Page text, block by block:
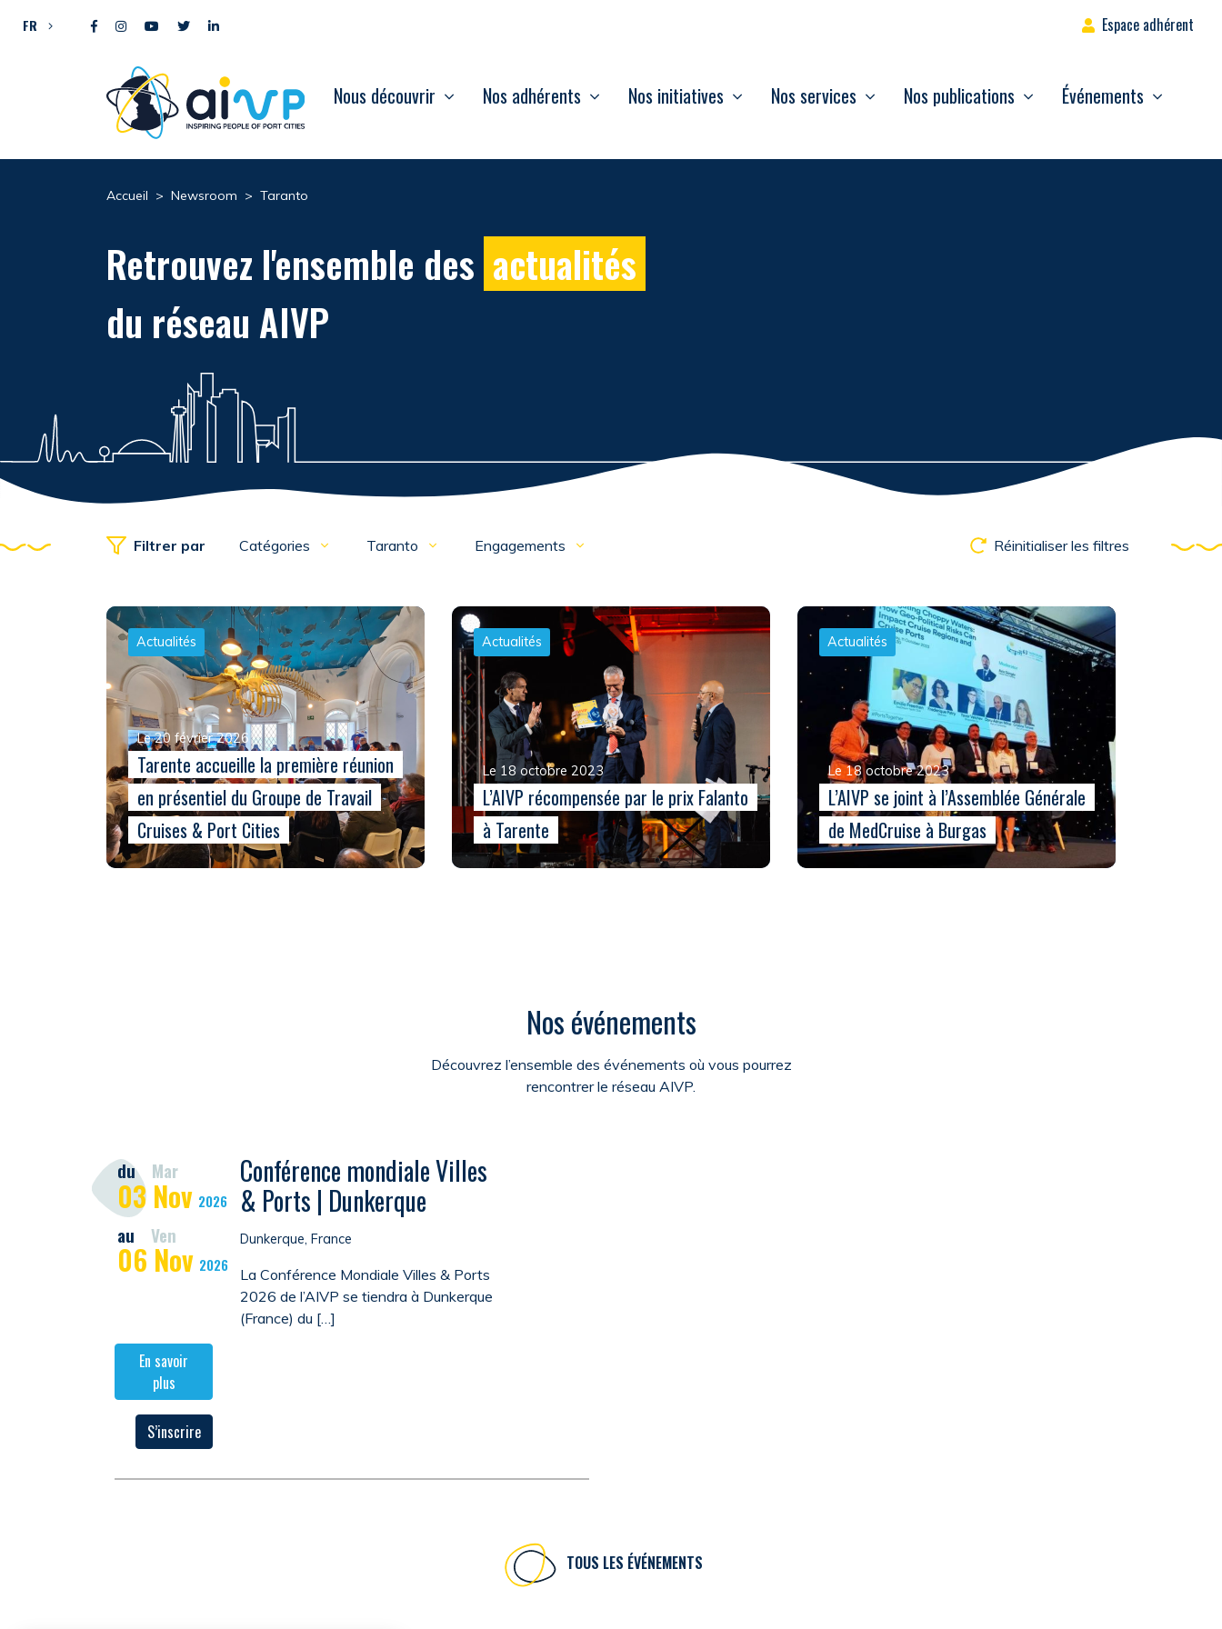
FR Espace adhérent
Nous découvrir Nos adhérents Nos initiatives Nos services Nos publications Événements
Accueil > Newsroom > Taranto
Retrouvez l'ensemble des actualités
du réseau AIVP
Filtrer par Catégories Taranto Engagements Réinitialiser les filtres
Actualités
Le 20 février 2026
Tarente accueille la première réunion
en présentiel du Groupe de Travail
Cruises & Port Cities
Actualités
Le 18 octobre 2023
L’AIVP récompensée par le prix Falanto
à Tarente
Actualités
Le 18 octobre 2023
L’AIVP se joint à l’Assemblée Générale
de MedCruise à Burgas
Nos événements
Découvrez l’ensemble des événements où vous pourrez
rencontrer le réseau AIVP.
du Mar
03 Nov 2026
au Ven
06 Nov 2026
Conférence mondiale Villes
& Ports | Dunkerque
Dunkerque, France
La Conférence Mondiale Villes & Ports
2026 de l’AIVP se tiendra à Dunkerque
(France) du […]
En savoir
plus
S’inscrire
TOUS LES ÉVÉNEMENTS